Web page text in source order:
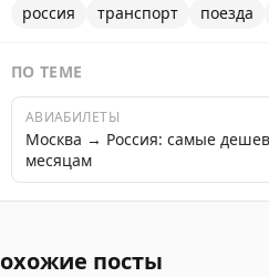
россия транспорт поезда
ПО ТЕМЕ
АВИАБИЛЕТЫ
Москва → Россия: самые
месяцам
посты